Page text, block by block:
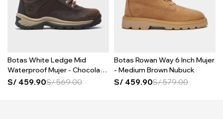
Botas White Ledge Mid
Waterproof Mujer - Chocolate
Brown
S/ 459.90S/569.00
Botas Rowan Way 6 Inch Mujer
- Medium Brown Nubuck
S/ 459.90S/579.00